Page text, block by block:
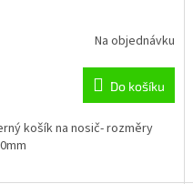
Na objednávku
Do košíku
košík na nosič- rozměry